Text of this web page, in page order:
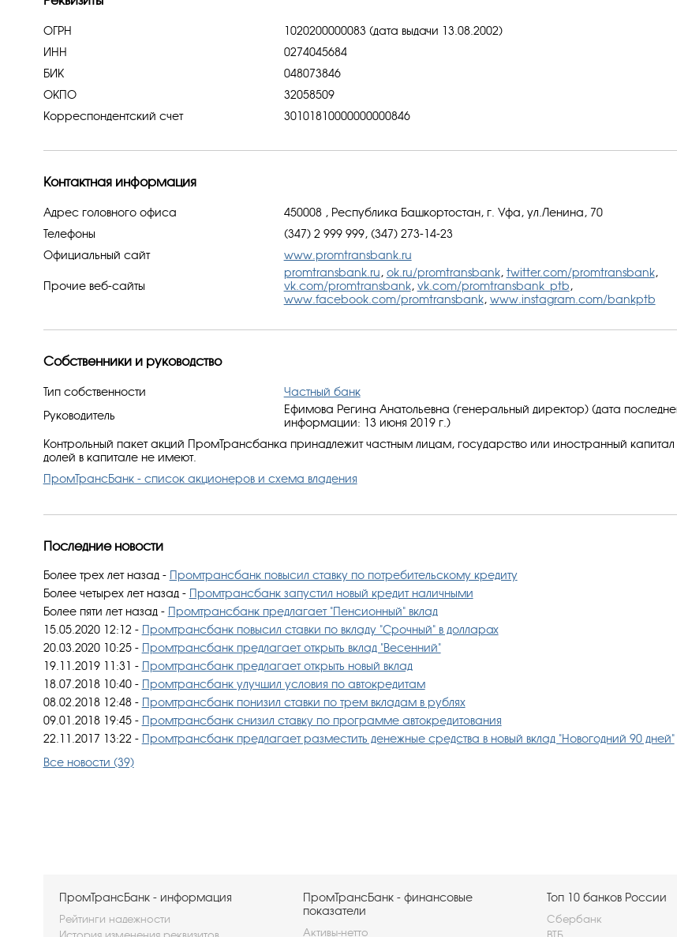
ОГРН
1020200000083 (дата выдачи 13.08.2002)
ИНН
0274045684
БИК
048073846
ОКПО
32058509
Корреспондентский счет
30101810000000000846
Контактная информация
Адрес головного офиса
450008 , Республика Башкортостан, г. Уфа, ул.Ленина, 70
Телефоны
(347) 2 999 999, (347) 273-14-23
Официальный сайт
www.promtransbank.ru
Прочие веб-сайты
promtransbank.ru, ok.ru/promtransbank, twitter.com/promtransbank,
vk.com/promtransbank, vk.com/promtransbank_ptb,
www.facebook.com/promtransbank, www.instagram.com/bankptb
Собственники и руководство
Тип собственности
Частный банк
Руководитель
Ефимова Регина Анатольевна (генеральный директор) (дата
информации: 13 июня 2019 г.)
Контрольный пакет акций ПромТрансбанка принадлежит частным лицам, государство или иностранный капитал
долей в капитале не имеют.
ПромТрансБанк - список акционеров и схема владения
Последние новости
Более трех лет назад - Промтрансбанк повысил ставку по потребительскому кредиту
Более четырех лет назад - Промтрансбанк запустил новый кредит наличными
Более пяти лет назад - Промтрансбанк предлагает "Пенсионный" вклад
15.05.2020 12:12 - Промтрансбанк повысил ставки по вкладу "Срочный" в долларах
20.03.2020 10:25 - Промтрансбанк предлагает открыть вклад "Весенний"
19.11.2019 11:31 - Промтрансбанк предлагает открыть новый вклад
18.07.2018 10:40 - Промтрансбанк улучшил условия по автокредитам
08.02.2018 12:48 - Промтрансбанк понизил ставки по трем вкладам в рублях
09.01.2018 19:45 - Промтрансбанк снизил ставку по программе автокредитования
22.11.2017 13:22 - Промтрансбанк предлагает разместить денежные средства в новый вклад "Новогодний 90 дней"
Все новости (39)
ПромТрансБанк - информация
Рейтинги надежности
ПромТрансБанк - финансовые
показатели
Активы-нетто
Топ 10 банков России
Сбербанк